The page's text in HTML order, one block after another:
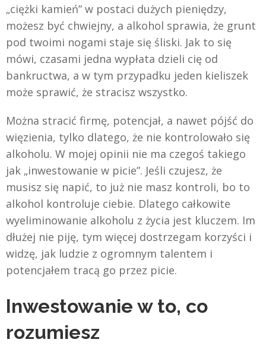
„ciężki kamień” w postaci dużych pieniędzy,
możesz być chwiejny, a alkohol sprawia, że grunt
pod twoimi nogami staje się śliski. Jak to się
mówi, czasami jedna wypłata dzieli cię od
bankructwa, a w tym przypadku jeden kieliszek
może sprawić, że stracisz wszystko.
Można stracić firmę, potencjał, a nawet pójść do
więzienia, tylko dlatego, że nie kontrolowało się
alkoholu. W mojej opinii nie ma czegoś takiego
jak „inwestowanie w picie”. Jeśli czujesz, że
musisz się napić, to już nie masz kontroli, bo to
alkohol kontroluje ciebie. Dlatego całkowite
wyeliminowanie alkoholu z życia jest kluczem. Im
dłużej nie piję, tym więcej dostrzegam korzyści i
widzę, jak ludzie z ogromnym talentem i
potencjałem tracą go przez picie.
Inwestowanie w to, co
rozumiesz